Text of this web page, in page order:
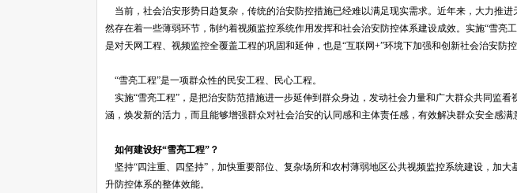
当前，社会治安形势日趋复杂，传统的治安防控措施已经难以满足现实需求。近年来，大力推
然存在着一些薄弱环节，制约着视频监控系统作用发挥和社会治安防控体系建设成效。实施“雪亮
是对天网工程、视频监控全覆盖工程的巩固和延伸，也是“互联网+”环境下加强和创新社会治安防控
“雪亮工程”是一项群众性的民安工程、民心工程。
实施“雪亮工程”，是把治安防范措施进一步延伸到群众身边，发动社会力量和广大群众共同监看
涵，焕发新的活力，而且能够增强群众对社会治安的认同感和主体责任感，有效解决群众安全感满
如何建设好“雪亮工程”？
坚持“四注重、四坚持”，加快重要部位、复杂场所和农村薄弱地区公共视频监控系统建设，加
升防控体系的整体效能。